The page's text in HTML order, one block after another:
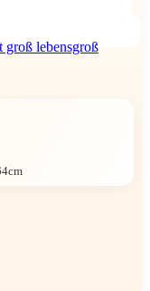
groß lebensgroß